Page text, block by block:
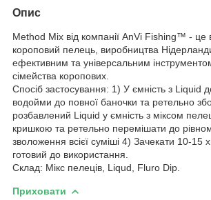
Опис
Method Mix від компанії AnVi Fishing™ - це
короповий пелець, виробництва
ефективним та універсальним
сімейства коропових.
Спосіб застосування: 1) У ємність з Liquid
водойми до повної баночки та ретельно
розбавлений Liquid у ємність з міксом
кришкою та ретельно перемішати до
зволоження всієї суміші 4) Зачекати 10-15
готовий до використання.
Склад: Мікс пелеців, Liqud, Fluro Dip.
Приховати